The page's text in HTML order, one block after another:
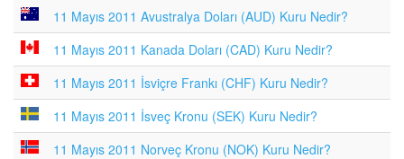
11 Mayıs 2011 Avustralya Doları (AUD) Kuru Nedir?
11 Mayıs 2011 Kanada Doları (CAD) Kuru Nedir?
11 Mayıs 2011 İsviçre Frankı (CHF) Kuru Nedir?
11 Mayıs 2011 İsveç Kronu (SEK) Kuru Nedir?
11 Mayıs 2011 Norveç Kronu (NOK) Kuru Nedir?